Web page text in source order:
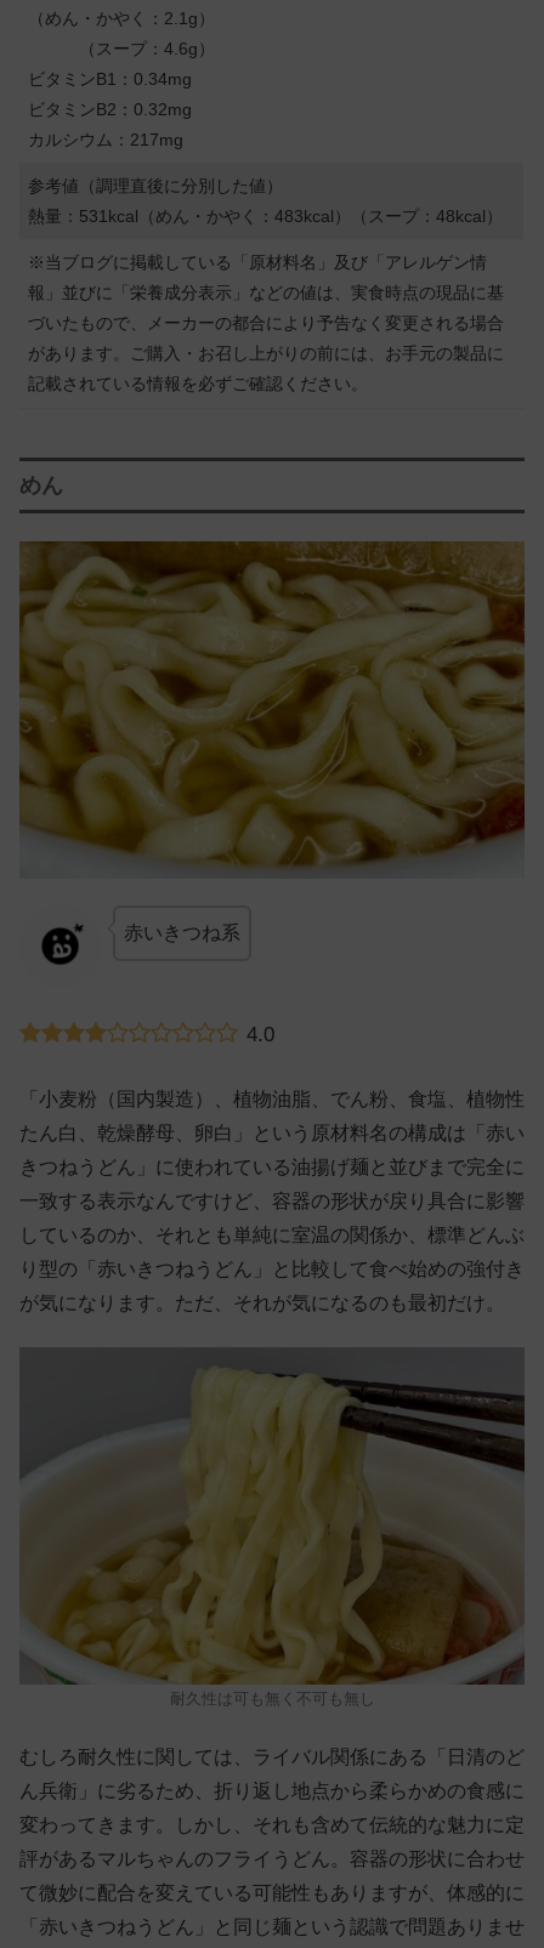
（めん・かやく：2.1g）
（スープ：4.6g）
ビタミンB1：0.34mg
ビタミンB2：0.32mg
カルシウム：217mg
参考値（調理直後に分別した値）
熱量：531kcal（めん・かやく：483kcal）（スープ：48kcal）
※当ブログに掲載している「原材料名」及び「アレルゲン情
報」並びに「栄養成分表示」などの値は、実食時点の現品に基
づいたもので、メーカーの都合により予告なく変更される場合
があります。ご購入・お召し上がりの前には、お手元の製品に
記載されている情報を必ずご確認ください。
めん
赤いきつね系
4.0
「小麦粉（国内製造）、植物油脂、でん粉、食塩、植物性
たん白、乾燥酵母、卵白」という原材料名の構成は「赤い
きつねうどん」に使われている油揚げ麺と並びまで完全に
一致する表示なんですけど、容器の形状が戻り具合に影響
しているのか、それとも単純に室温の関係か、標準どんぶ
り型の「赤いきつねうどん」と比較して食べ始めの強付き
が気になります。ただ、それが気になるのも最初だけ。
耐久性は可も無く不可も無し
むしろ耐久性に関しては、ライバル関係にある「日清のど
ん兵衛」に劣るため、折り返し地点から柔らかめの食感に
変わってきます。しかし、それも含めて伝統的な魅力に定
評があるマルちゃんのフライうどん。容器の形状に合わせ
て微妙に配合を変えている可能性もありますが、体感的に
「赤いきつねうどん」と同じ麺という認識で問題ありませ